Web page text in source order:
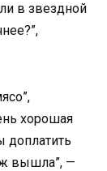
в звездной
хорошая
доплатить
вышла”, —